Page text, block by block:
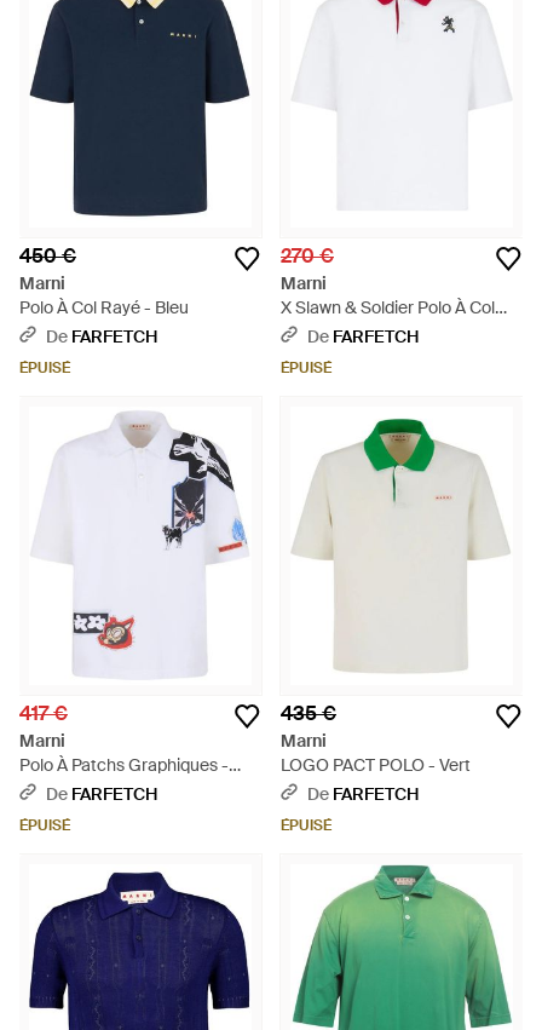
450 €
Marni
Polo À Col Rayé - Bleu
De FARFETCH
ÉPUISÉ
270 €
Marni
X Slawn & Soldier Polo À Col
Contrastant - Blanc
De FARFETCH
ÉPUISÉ
417 €
Marni
Polo À Patchs Graphiques -
Blanc
De FARFETCH
ÉPUISÉ
435 €
Marni
LOGO PACT POLO - Vert
De FARFETCH
ÉPUISÉ